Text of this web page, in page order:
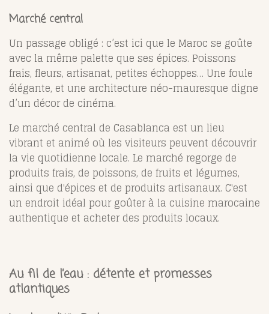
Marché central
Un passage obligé : c’est ici que le Maroc se goûte
avec la même palette que ses épices. Poissons
frais, fleurs, artisanat, petites échoppes… Une foule
élégante, et une architecture néo-mauresque digne
d’un décor de cinéma.
Le marché central de Casablanca est un lieu
vibrant et animé où les visiteurs peuvent découvrir
la vie quotidienne locale. Le marché regorge de
produits frais, de poissons, de fruits et légumes,
ainsi que d'épices et de produits artisanaux. C'est
un endroit idéal pour goûter à la cuisine marocaine
authentique et acheter des produits locaux.
Au fil de l’eau : détente et promesses
atlantiques